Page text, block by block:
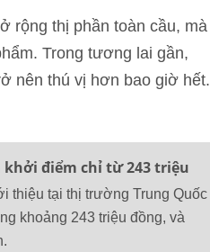
rộng thị phần toàn cầu, mà
Trong tương lai gần,
nên thú vị hơn bao giờ hết.
khởi điểm chỉ từ 243 triệu
thiệu tại thị trường Trung Quốc
khoảng 243 triệu đồng, và